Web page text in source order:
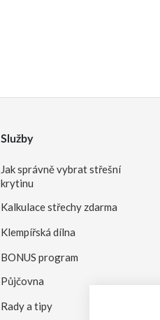
Služby
Jak správně vybrat střešní
krytinu
Kalkulace střechy zdarma
Klempířská dílna
BONUS program
Půjčovna
Rady a tipy